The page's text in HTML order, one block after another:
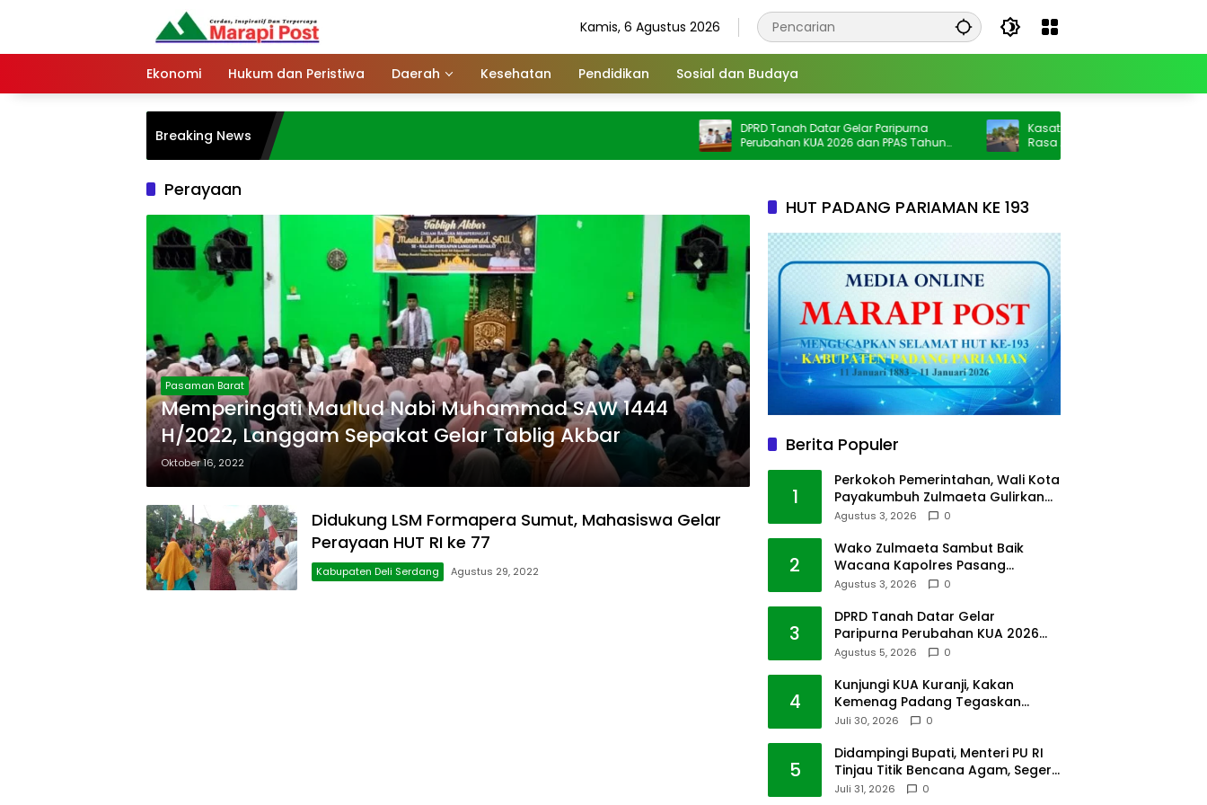
Kamis, 6 Agustus 2026
Ekonomi Hukum dan Peristiwa Daerah Kesehatan Pendidikan Sosial dan Budaya
Breaking News
DPRD Tanah Datar Gelar Paripurna
Perubahan KUA 2026 dan PPAS Tahun
2027
Kasat Lantas IPTU Wendrizal S.H;
Rasa Aman Intensifkan Giat Preventif
Pagi
Perayaan
Pasaman Barat
Memperingati Maulud Nabi Muhammad SAW 1444
H/2022, Langgam Sepakat Gelar Tablig Akbar
Oktober 16, 2022
Didukung LSM Formapera Sumut, Mahasiswa Gelar
Perayaan HUT RI ke 77
Kabupaten Deli Serdang Agustus 29, 2022
HUT PADANG PARIAMAN KE 193
Berita Populer
1
Perkokoh Pemerintahan, Wali Kota
Payakumbuh Zulmaeta Gulirkan
Jabatan
Agustus 3, 2026 0
2
Wako Zulmaeta Sambut Baik
Wacana Kapolres Pasang
Kamera Pantau Lalin
Agustus 3, 2026 0
3
DPRD Tanah Datar Gelar
Paripurna Perubahan KUA 2026
dan PPAS Tahun 2027
Agustus 5, 2026 0
4
Kunjungi KUA Kuranji, Kakan
Kemenag Padang Tegaskan
Terapkan Disiplin Kerja
Juli 30, 2026 0
5
Didampingi Bupati, Menteri PU RI
Tinjau Titik Bencana Agam, Segera
Dipulihkan
Juli 31, 2026 0